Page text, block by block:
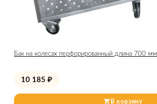
Бак на колесах перфорированный длина 700 мм
10 185 ₽
В корзину